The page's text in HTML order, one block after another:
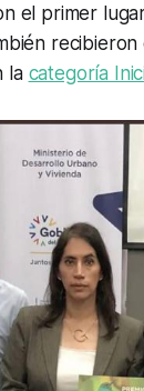
el primer
recibieron
la categoría